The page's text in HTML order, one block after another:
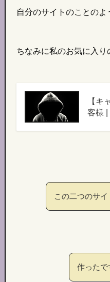
自分のサイトのことのよ
ちなみに私のお気に入り
【キ
客様 |
この二つのサイ
作ったで